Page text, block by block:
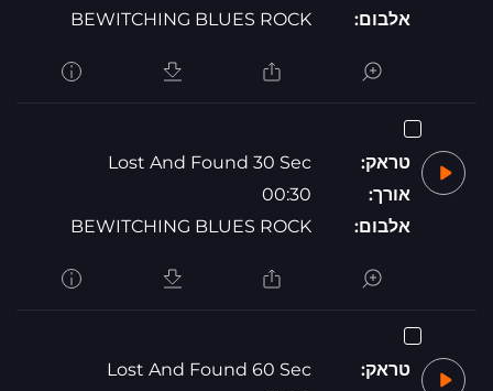
אלבום: BEWITCHING BLUES ROCK
טראק:
Lost And Found 30 Sec
אורך:
00:30
אלבום:
BEWITCHING BLUES ROCK
טראק:
Lost And Found 60 Sec